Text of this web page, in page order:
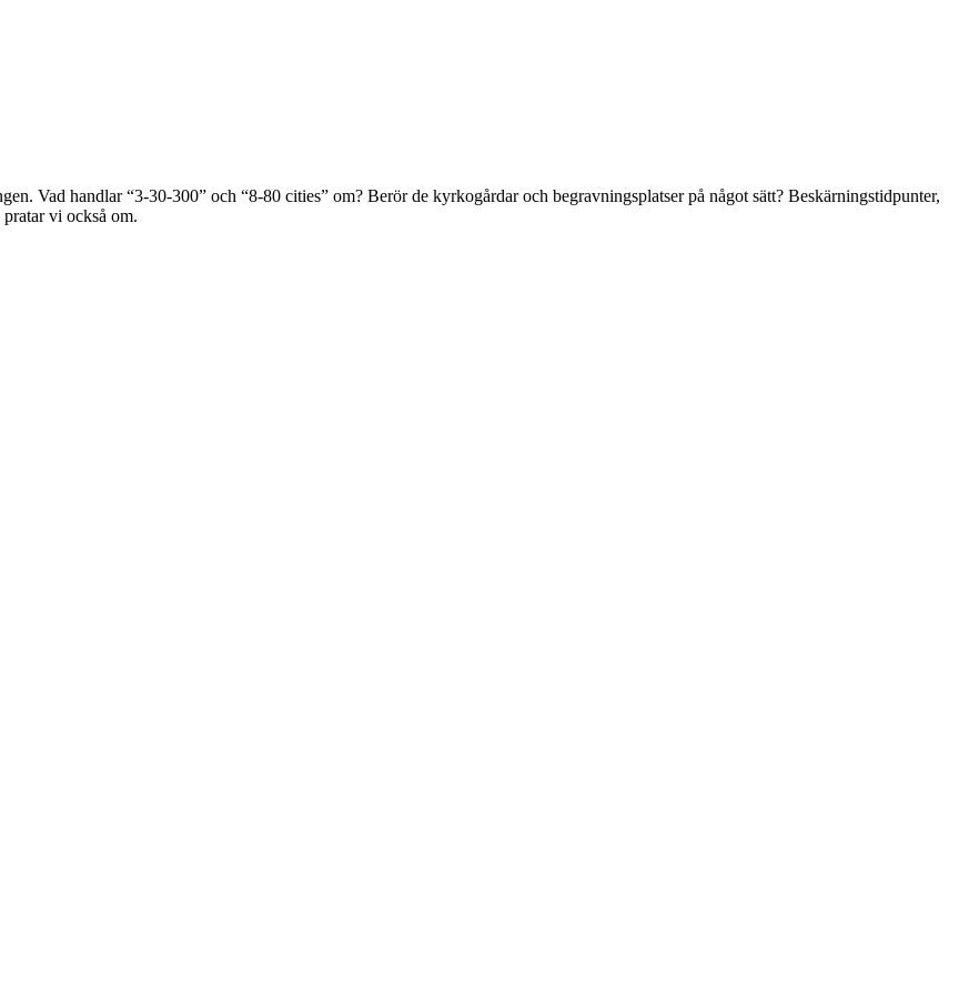
Vad handlar “3-30-300” och “8-80 cities” om? Berör de kyrkogårdar och begravningsplatser på något sätt? Beskärningstidpunter,
vi också om.